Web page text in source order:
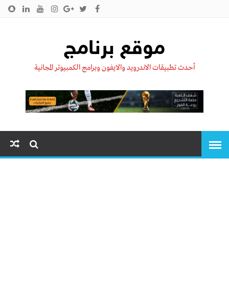
موقع برنامج
أحدث تطبيقات الاندرويد والايفون وبرامج الكمبيوتر المجانية